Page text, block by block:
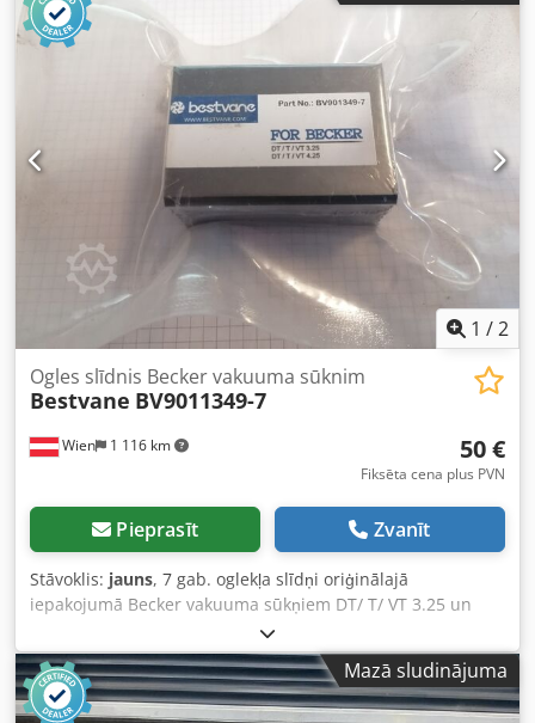
1 /2
Wien 1 116 km
Ogles slīdnis Becker vakuuma sūknim
Bestvane BV9011349-7
50 €
Fiksēta cena plus PVN
Pieprasīt Zvanīt
Stāvoklis: jauns, 7 gab. oglekļa slīdņi oriģinālajā
iepakojumā Becker vakuuma sūkņiem DT/ T/ VT 3.25 un
Mazā sludinājuma